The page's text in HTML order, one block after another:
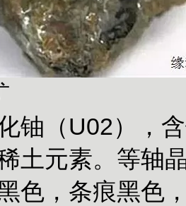
铀（U02），
土元素。等轴
色，条痕黑色